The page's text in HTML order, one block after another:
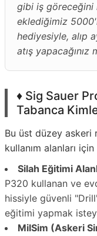
gibi iş göreceğini
eklediğimiz
hediyesiyle, alıp
atış
♦️ Sig Sauer
Tabanca
Bu üst düzey askeri
kullanım alanları
Silah Eğitimi
P320 kullanan ve
hissiyle güvenli
eğitimi yapmak
MilSim (Askeri